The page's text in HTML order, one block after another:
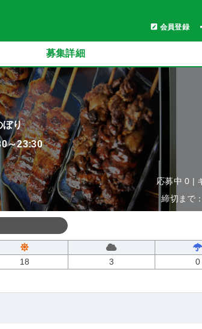
会員登録
募集詳細
ぼり
～23:30
応募中 0 |
締切まで
18 3 0